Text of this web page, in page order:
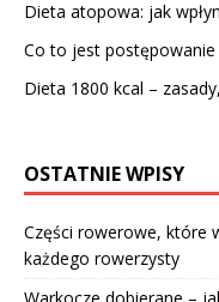
Dieta atopowa: jak
Co to jest postępowanie
Dieta 1800 kcal –
OSTATNIE WPISY
Części rowerowe, które
każdego rowerzysty